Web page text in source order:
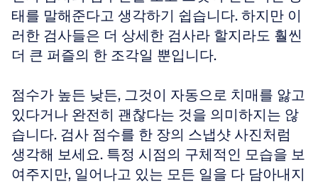
태를 말해준다고 생각하기 쉽습니다. 하지만 이
러한 검사들은 더 상세한 검사라 할지라도 훨씬
더 큰 퍼즐의 한 조각일 뿐입니다.
점수가 높든 낮든, 그것이 자동으로 치매를 앓고
있다거나 완전히 괜찮다는 것을 의미하지는 않
습니다. 검사 점수를 한 장의 스냅샷 사진처럼
생각해 보세요. 특정 시점의 구체적인 모습을 보
여주지만, 일어나고 있는 모든 일을 다 담아내지